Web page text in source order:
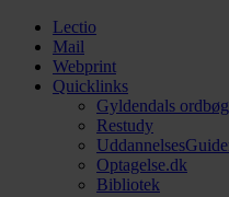
Lectio
Mail
Webprint
Quicklinks
Gyldendals
Restudy
Optagelse.dk
Bibliotek